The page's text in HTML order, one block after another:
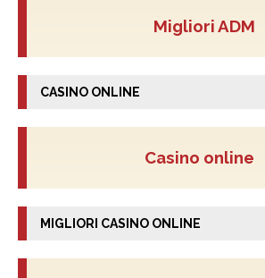
Migliori ADM
CASINO ONLINE
Casino online
MIGLIORI CASINO ONLINE